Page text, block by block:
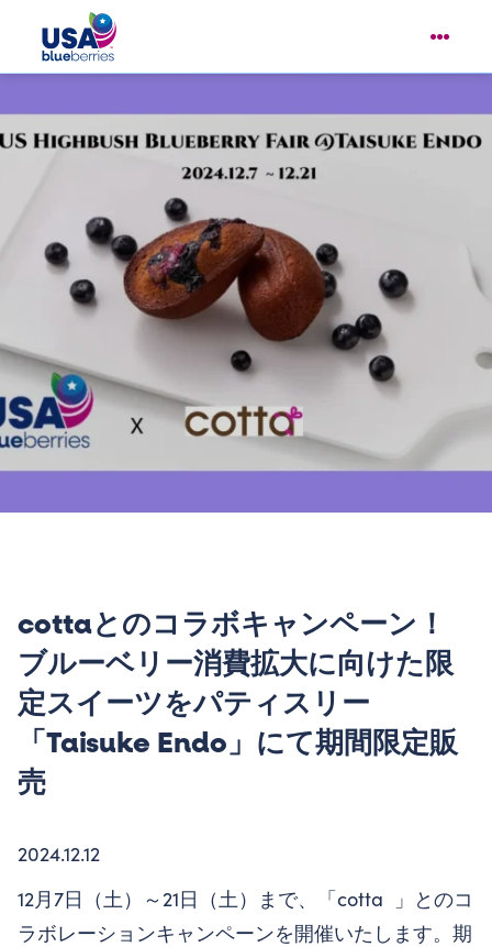
cottaとのコラボキャンペーン！
ブルーベリー消費拡大に向けた限
定スイーツをパティスリー
「Taisuke Endo」にて期間限定販
売
2024.12.12
12月7日（土）～21日（土）まで、「cotta 」とのコ
ラボレーションキャンペーンを開催いたします。期